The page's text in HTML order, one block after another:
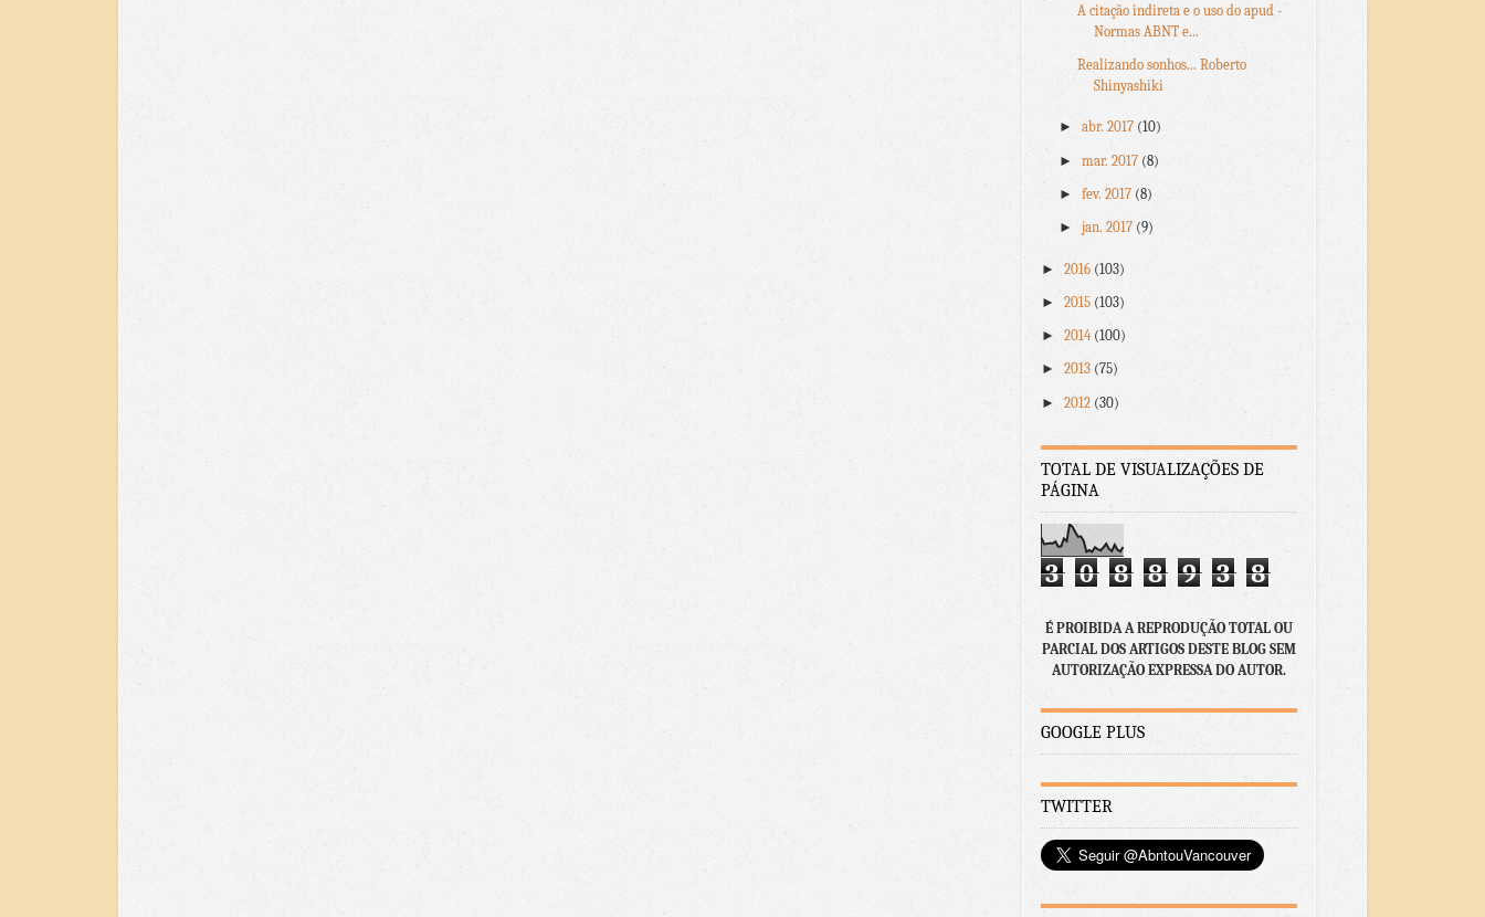
A citação indireta e o uso do apud -
Normas ABNT e...
Realizando sonhos... Roberto
Shinyashiki
► abr. 2017 (10)
► mar. 2017 (8)
► fev. 2017 (8)
► jan. 2017 (9)
►2016 (103)
►2015 (103)
►2014 (100)
►2013 (75)
►2012 (30)
TOTAL DE VISUALIZAÇÕES DE
PÁGINA
3 0 8 8 9 3 8
É PROIBIDA A REPRODUÇÃO TOTAL OU
PARCIAL DOS ARTIGOS DESTE BLOG SEM
AUTORIZAÇÃO EXPRESSA DO AUTOR.
GOOGLE PLUS
TWITTER